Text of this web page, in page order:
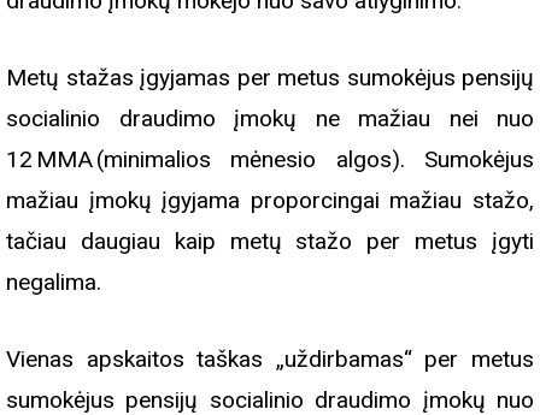
Metų stažas įgyjamas per metus sumokėjus pensijų
socialinio draudimo įmokų ne mažiau nei nuo
12 MMA (minimalios mėnesio algos). Sumokėjus
mažiau įmokų įgyjama proporcingai mažiau stažo,
tačiau daugiau kaip metų stažo per metus įgyti
negalima.
Vienas apskaitos taškas „uždirbamas“ per metus
sumokėjus pensijų socialinio draudimo įmokų nuo